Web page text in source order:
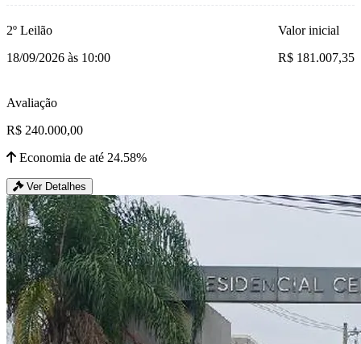
2º Leilão
18/09/2026 às 10:00
Valor inicial
R$ 181.007,35
Avaliação
R$ 240.000,00
Economia de até 24.58%
Ver Detalhes